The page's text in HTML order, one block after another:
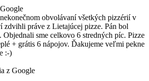
obvolávaní všetkých pizzérií v
zdvihli práve z Lietajúcej pizze. Pán bol
sme celkovo 6 stredných píc. Pizze
+ grátis 6 nápojov. Ďakujeme veľmi pekne
:-)
z Google